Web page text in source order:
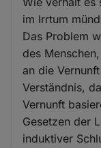
im Irrtum
Das Problem
des
an die
Verständnis,
Vernunft
Gesetzen der
induktiver